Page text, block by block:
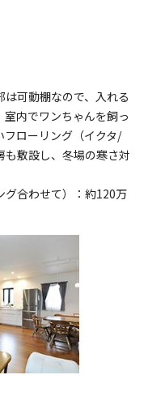
可動棚なので、入れる
内でワンちゃんを飼っ
フローリング（イクタ/
敷設し、冬場の寒さ対
合わせて）：約120万